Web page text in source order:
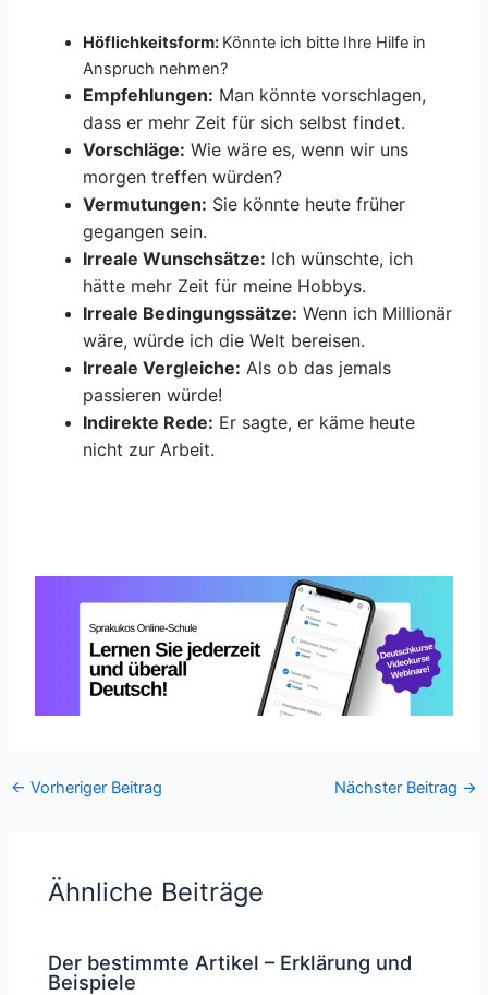
Höflichkeitsform: Könnte ich bitte Ihre Hilfe in
Anspruch nehmen?
Empfehlungen: Man könnte vorschlagen,
dass er mehr Zeit für sich selbst findet.
Vorschläge: Wie wäre es, wenn wir uns
morgen treffen würden?
Vermutungen: Sie könnte heute früher
gegangen sein.
Irreale Wunschsätze: Ich wünschte, ich
hätte mehr Zeit für meine Hobbys.
Irreale Bedingungssätze: Wenn ich Millionär
wäre, würde ich die Welt bereisen.
Irreale Vergleiche: Als ob das jemals
passieren würde!
Indirekte Rede: Er sagte, er käme heute
nicht zur Arbeit.
← Vorheriger Beitrag Nächster Beitrag →
Ähnliche Beiträge
Der bestimmte Artikel – Erklärung und
Beispiele